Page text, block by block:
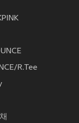
R.Tee